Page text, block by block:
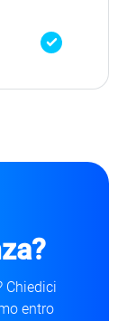
Chiedici
entro